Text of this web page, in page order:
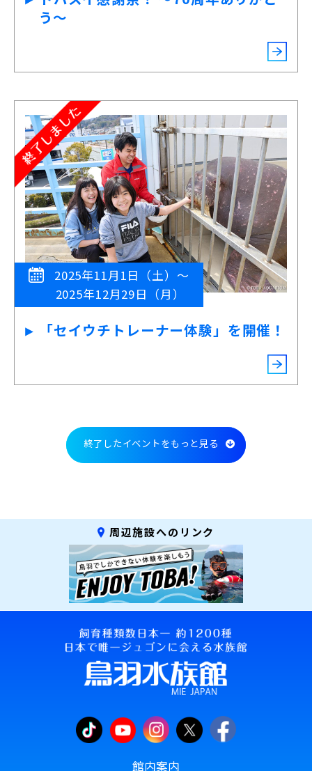
う～
2025年11月1日（土）～
2025年12月29日（月）
「セイウチトレーナー体験」を開催！
終了したイベントをもっと見る
周辺施設へのリンク
館内案内